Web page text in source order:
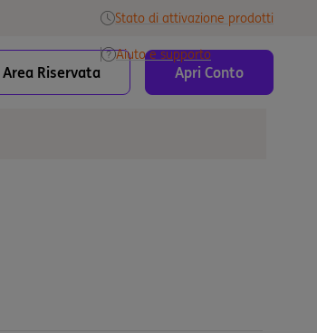
Stato di attivazione prodotti
Aiuto e supporto
Area Riservata Apri Conto